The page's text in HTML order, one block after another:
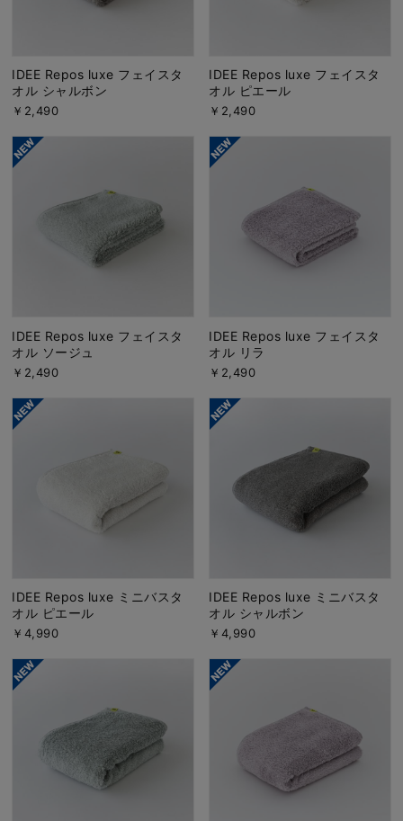
IDEE Repos luxe フェイスタ
オル シャルボン
￥2,490
IDEE Repos luxe フェイスタ
オル ピエール
￥2,490
IDEE Repos luxe フェイスタ
オル ソージュ
￥2,490
IDEE Repos luxe フェイスタ
オル リラ
￥2,490
IDEE Repos luxe ミニバスタ
オル ピエール
￥4,990
IDEE Repos luxe ミニバスタ
オル シャルボン
￥4,990